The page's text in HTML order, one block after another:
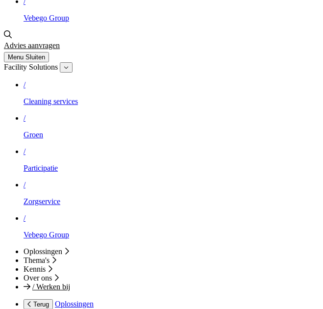
Vebego Group
Advies aanvragen
Menu Sluiten
Facility Solutions
/
Cleaning services
/
Groen
/
Participatie
/
Zorgservice
/
Vebego Group
Oplossingen
Thema's
Kennis
Over ons
/Werken bij
Terug
Oplossingen